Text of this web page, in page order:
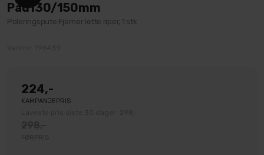
Pad130/150mm
Poleringspute Fjerner lette riper, 1 stk
224,-
KAMPANJEPRIS
FØRPRIS